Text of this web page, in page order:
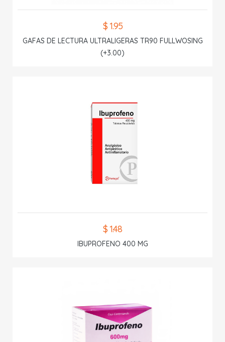
$ 1.95
GAFAS DE LECTURA ULTRALIGERAS TR90 FULLWOSING
(+3.00)
$ 1.48
IBUPROFENO 400 MG